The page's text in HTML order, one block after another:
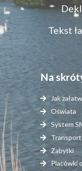
Menu
dostępność
Tekst
Na
Jak
Oświata
System
Zabytki
Placówki